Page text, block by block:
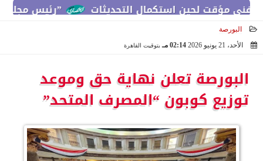
”رئيس مجلس
البورصة
الأحد، 21 يونيو 2026
02:14 مـ بتوقيت القاهرة
البورصة تعلن نهاية حق وموعد
توزيع كوبون “المصرف المتحد”